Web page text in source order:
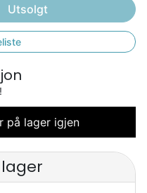
Utsolgt
på lager igjen